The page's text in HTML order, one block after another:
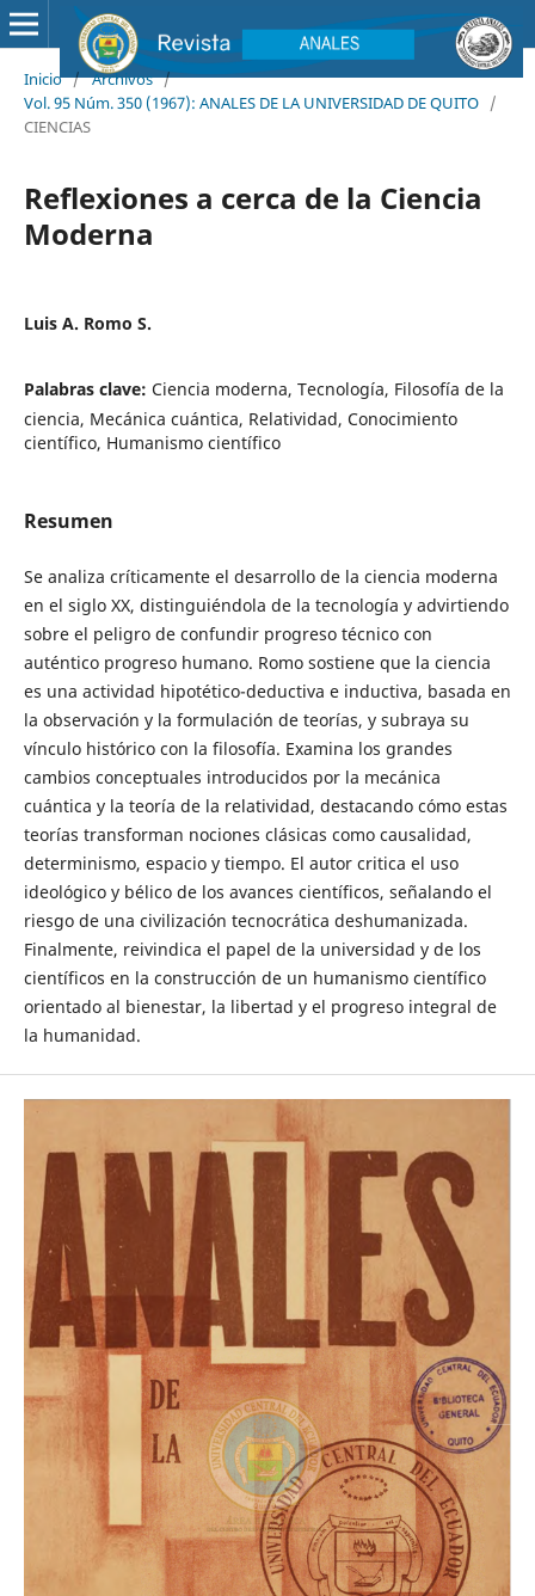
Inicio / Archivos /
Vol. 95 Núm. 350 (1967): ANALES DE LA UNIVERSIDAD DE QUITO /
CIENCIAS
Reflexiones a cerca de la Ciencia
Moderna
Luis A. Romo S.
Palabras clave: Ciencia moderna, Tecnología, Filosofía de la
ciencia, Mecánica cuántica, Relatividad, Conocimiento
científico, Humanismo científico
Resumen
Se analiza críticamente el desarrollo de la ciencia moderna
en el siglo XX, distinguiéndola de la tecnología y advirtiendo
sobre el peligro de confundir progreso técnico con
auténtico progreso humano. Romo sostiene que la ciencia
es una actividad hipotético-deductiva e inductiva, basada en
la observación y la formulación de teorías, y subraya su
vínculo histórico con la filosofía. Examina los grandes
cambios conceptuales introducidos por la mecánica
cuántica y la teoría de la relatividad, destacando cómo estas
teorías transforman nociones clásicas como causalidad,
determinismo, espacio y tiempo. El autor critica el uso
ideológico y bélico de los avances científicos, señalando el
riesgo de una civilización tecnocrática deshumanizada.
Finalmente, reivindica el papel de la universidad y de los
científicos en la construcción de un humanismo científico
orientado al bienestar, la libertad y el progreso integral de
la humanidad.